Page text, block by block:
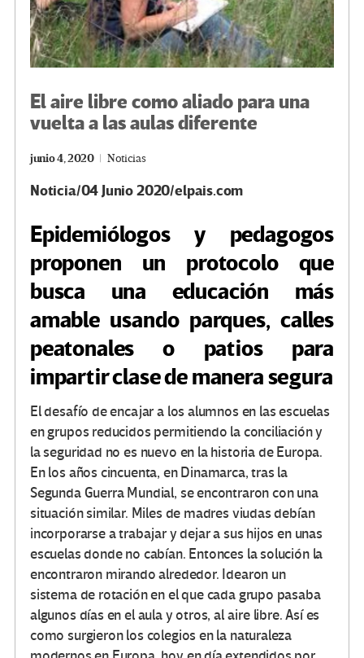
El aire libre como aliado para una
vuelta a las aulas diferente
junio 4, 2020 Noticias
Noticia/04 Junio 2020/elpais.com
Epidemiólogos y pedagogos
proponen un protocolo que
busca una educación más
amable usando parques, calles
peatonales o patios para
impartir clase de manera segura
El desafío de encajar a los alumnos en las escuelas
en grupos reducidos permitiendo la conciliación y
la seguridad no es nuevo en la historia de Europa.
En los años cincuenta, en Dinamarca, tras la
Segunda Guerra Mundial, se encontraron con una
situación similar. Miles de madres viudas debían
incorporarse a trabajar y dejar a sus hijos en unas
escuelas donde no cabían. Entonces la solución la
encontraron mirando alrededor. Idearon un
sistema de rotación en el que cada grupo pasaba
algunos días en el aula y otros, al aire libre. Así es
como surgieron los colegios en la naturaleza